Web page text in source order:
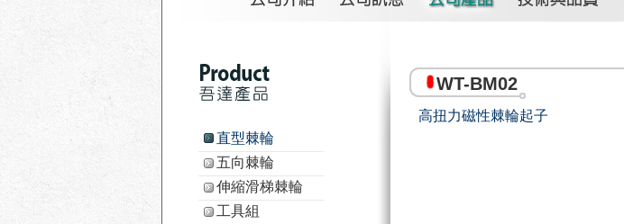
直型棘輪
五向棘輪
伸縮滑梯棘輪
工具組
WT-BM02
高扭力磁性棘輪起子